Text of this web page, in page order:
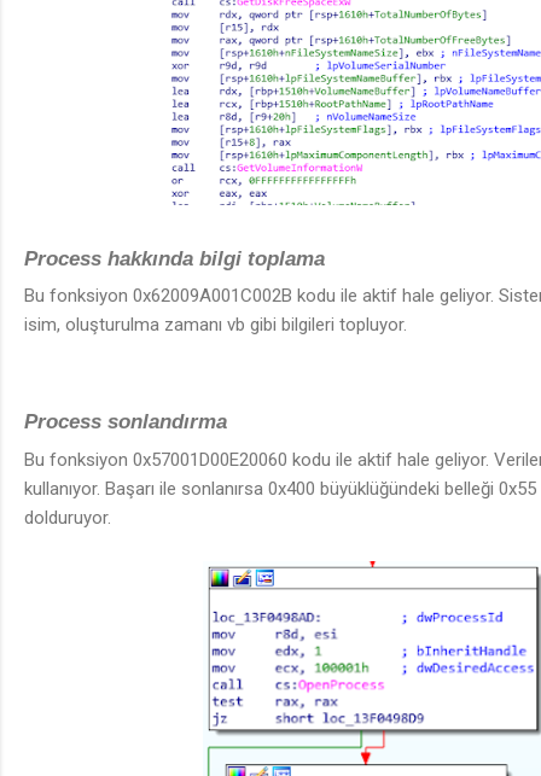
Process hakkında bilgi toplama
Bu fonksiyon 0x62009A001C002B kodu ile aktif hale geliyor.
isim, oluşturulma zamanı vb gibi bilgileri topluyor.
Process sonlandırma
Bu fonksiyon 0x57001D00E20060 kodu ile aktif hale geliyor.
kullanıyor. Başarı ile sonlanırsa 0x400 büyüklüğündeki belleği
dolduruyor.